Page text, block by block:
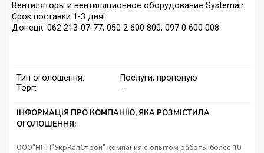
Вентиляторы и вентиляционное оборудование Systemair.
Срок поставки 1-3 дня!
Донецк: 062 213-07-77; 050 2 600 800; 097 0 600 008
Тип оголошення:
Послуги, пропоную
Торг:
--
ІНФОРМАЦІЯ ПРО КОМПАНІЮ, ЯКА РОЗМІСТИЛА
ОГОЛОШЕННЯ:
ООО"НПП"УкрКапСтрой" компания с опытом работы более 10